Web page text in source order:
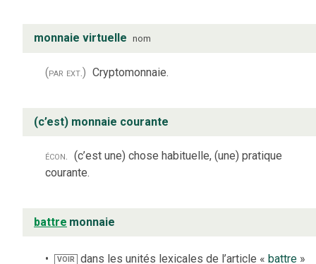
monnaie virtuelle nom
(par ext.) Cryptomonnaie.
(c’est) monnaie courante
écon. (c’est une) chose habituelle, (une) pratique
courante.
battre monnaie
VOIR dans les unités lexicales de l’article «battre »